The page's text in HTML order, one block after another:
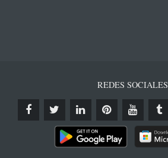
REDES SOCIALES